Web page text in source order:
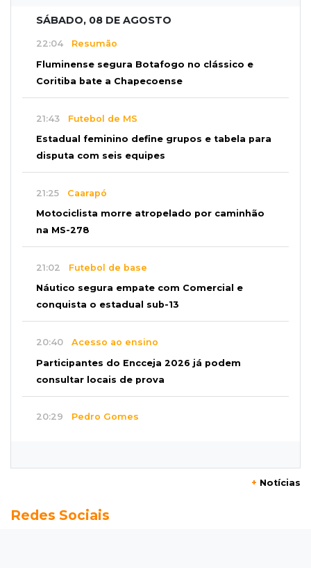
SÁBADO, 08 DE AGOSTO
22:04 Resumão
Fluminense segura Botafogo no clássico e
Coritiba bate a Chapecoense
21:43 Futebol de MS
Estadual feminino define grupos e tabela para
disputa com seis equipes
21:25 Caarapó
Motociclista morre atropelado por caminhão
na MS-278
21:02 Futebol de base
Náutico segura empate com Comercial e
conquista o estadual sub-13
20:40 Acesso ao ensino
Participantes do Encceja 2026 já podem
consultar locais de prova
20:29 Pedro Gomes
Pantanal treina em Goiânia antes de jogo que
+ Notícias
Redes Sociais